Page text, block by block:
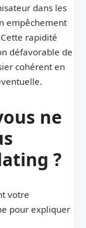
dans les
empêchement
rapidité
défavorable de
cohérent en
ne
?
votre
pour expliquer